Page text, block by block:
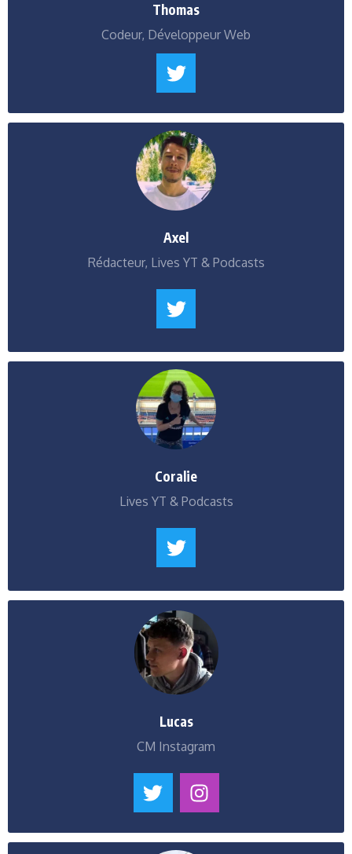
Thomas
Codeur, Développeur Web
Axel
Rédacteur, Lives YT & Podcasts
Coralie
Lives YT & Podcasts
Lucas
CM Instagram